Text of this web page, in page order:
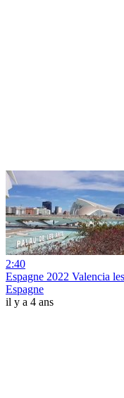
2:40
Espagne 2022 Valencia
Espagne
il y a 4 ans